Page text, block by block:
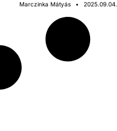
Marczinka Mátyás 2025.09.04.